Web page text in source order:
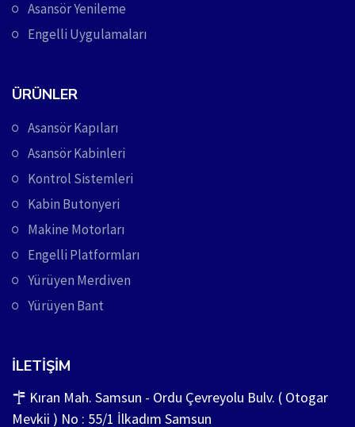
Asansör Yenileme
Engelli Uygulamaları
ÜRÜNLER
Asansör Kapıları
Asansör Kabinleri
Kontrol Sistemleri
Kabin Butonyeri
Makine Motorları
Engelli Platformları
Yürüyen Merdiven
Yürüyen Bant
İLETIŞIM
Kıran Mah. Samsun - Ordu Çevreyolu Bulv. ( Otogar
Mevkii ) No : 55/1 İlkadım Samsun